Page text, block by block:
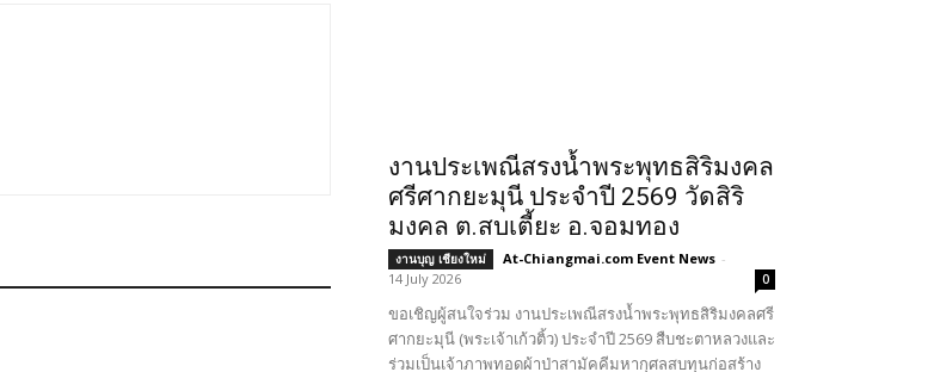
งานประเพณีสรงน้ำพระพุทธสิริมงคล
ศรีศากยะมุนี ประจำปี 2569 วัดสิริ
มงคล ต.สบเตี้ยะ อ.จอมทอง
งานบุญ เชียงใหม่ At-Chiangmai.com Event News -
14 July 2026
0
ขอเชิญผู้สนใจร่วม งานประเพณีสรงน้ำพระพุทธสิริมงคลศรี
ศากยะมุนี (พระเจ้าเก้วติ้ว) ประจำปี 2569 สืบชะตาหลวงและ
ร่วมเป็นเจ้าภาพทอดผ้าป่าสามัคคีมหากุศลสบทุนก่อสร้าง